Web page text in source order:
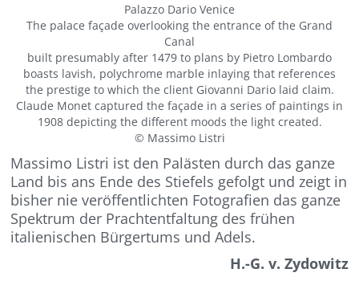
Palazzo Dario Venice
The palace façade overlooking the entrance of the Grand
Canal
built presumably after 1479 to plans by Pietro Lombardo
boasts lavish, polychrome marble inlaying that references
the prestige to which the client Giovanni Dario laid claim.
Claude Monet captured the façade in a series of paintings in
1908 depicting the different moods the light created.
© Massimo Listri
Massimo Listri ist den Palästen durch das ganze
Land bis ans Ende des Stiefels gefolgt und zeigt in
bisher nie veröffentlichten Fotografien das ganze
Spektrum der Prachtentfaltung des frühen
italienischen Bürgertums und Adels.
H.-G. v. Zydowitz